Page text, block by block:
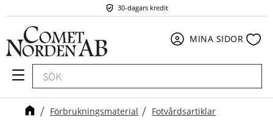
Meny
30-dagars kredit
MINA SIDOR
Förbrukningsmaterial Fotvårdsartiklar